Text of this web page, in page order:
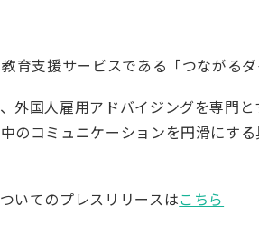
育支援サービスである「つながる
外国人雇用アドバイジングを専門
のコミュニケーションを円滑にす
いてのプレスリリースはこちら